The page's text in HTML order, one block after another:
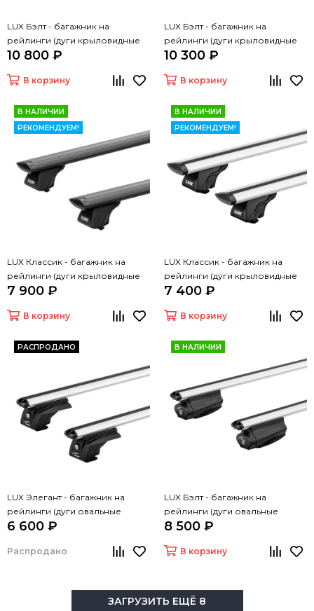
LUX Бэлт - багажник на
рейлинги (дуги крыловидные
черные, 1,2м)
10 800 ₽
В корзину
LUX Бэлт - багажник на
рейлинги (дуги крыловидные
серые, 1,2м)
10 300 ₽
В корзину
В НАЛИЧИИ
РЕКОМЕНДУЕМ!
LUX Классик - багажник на
рейлинги (дуги крыловидные
черные, 1,2м)
7 900 ₽
В корзину
В НАЛИЧИИ
РЕКОМЕНДУЕМ!
LUX Классик - багажник на
рейлинги (дуги крыловидные
серые, 1,2м)
7 400 ₽
В корзину
РАСПРОДАНО
LUX Элегант - багажник на
рейлинги (дуги овальные
серые, 1,2м)
6 600 ₽
Распродано
В НАЛИЧИИ
LUX Бэлт - багажник на
рейлинги (дуги овальные
серые, 1,2м)
8 500 ₽
В корзину
ЗАГРУЗИТЬ ЕЩЁ 8